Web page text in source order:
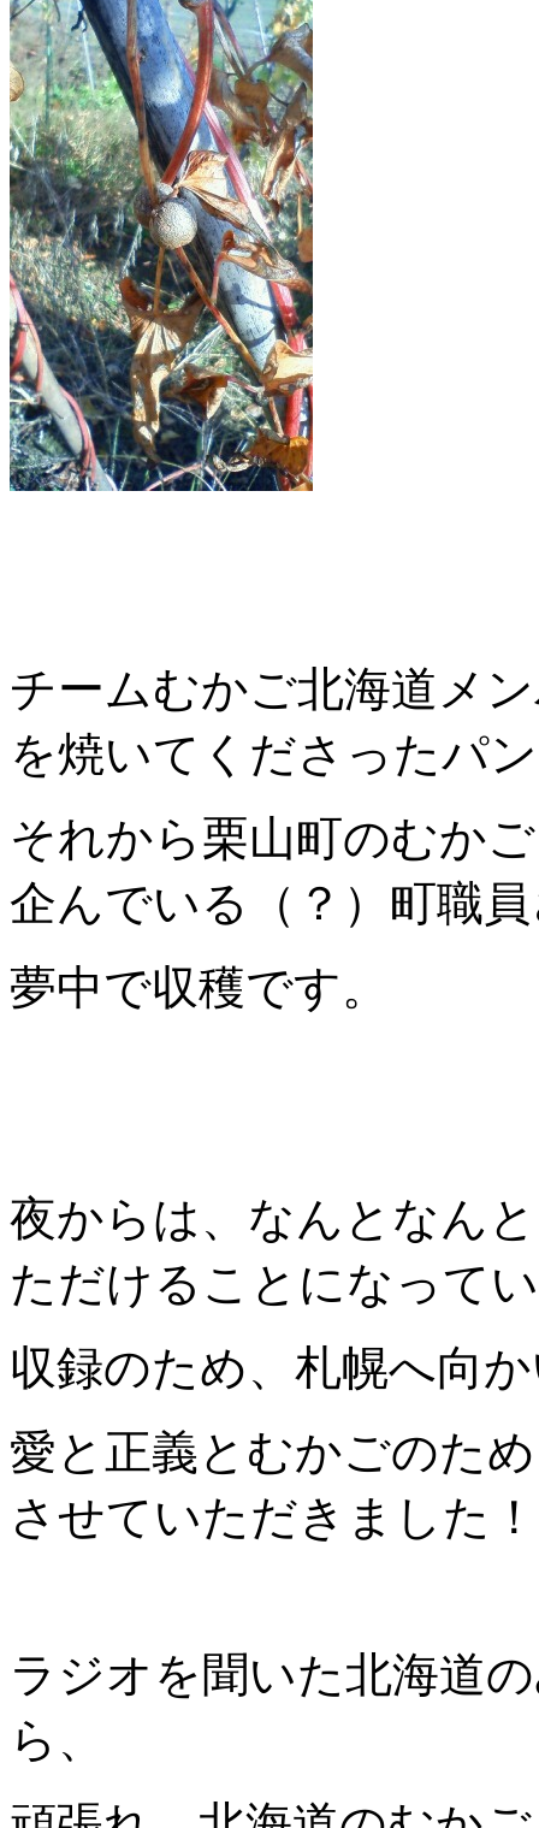
チームむかご北海道メ
を焼いてくださったパ
それから栗山町のむか
企んでいる（？）町職
夢中で収穫です。
夜からは、なんとなん
ただけることになって
収録のため、札幌へ向
愛と正義とむかごのた
させていただきました！
ラジオを聞いた北海道
ら、